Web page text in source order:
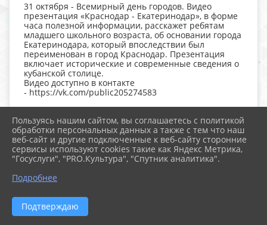
31 октября - Всемирный день городов. Видео
презентация «Краснодар - Екатеринодар», в форме
часа полезной информации, расскажет ребятам
младшего школьного возраста, об основании города
Екатеринодара, который впоследствии был
переименован в город Краснодар. Презентация
включает исторические и современные сведения о
кубанской столице.
Видео доступно в контакте
- https://vk.com/public205274583
2026 г. listkril.ru
Пользуясь нашим сайтом, вы соглашаетесь с политикой
обработки персональных данных а также с тем что наш
веб-сайт и другие подключенные к веб-сайту сторонние
сервисы используют cookies такие как Яндекс Метрика,
"Госуслуги", "PRO.Культура", "Спутник аналитика".
Подробнее
Подтверждаю